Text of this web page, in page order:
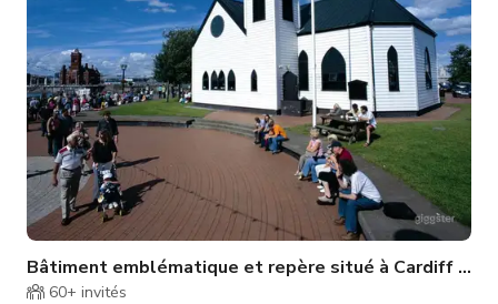
Bâtiment emblématique et repère situé à Cardiff Bay
60+ invités